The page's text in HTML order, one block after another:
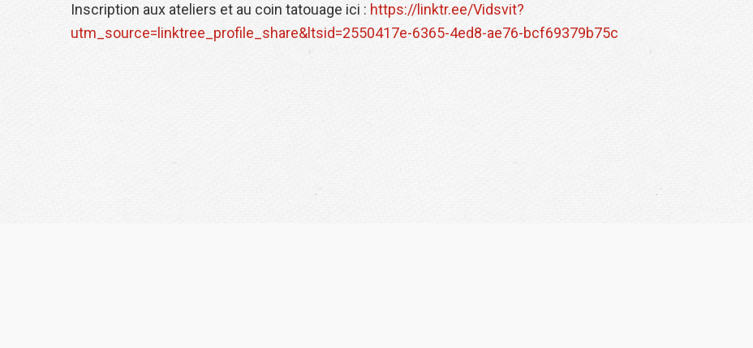
Inscription aux ateliers et au coin tatouage ici : https://linktr.ee/Vidsvit?
utm_source=linktree_profile_share&ltsid=2550417e-6365-4ed8-ae76-bcf69379b75c